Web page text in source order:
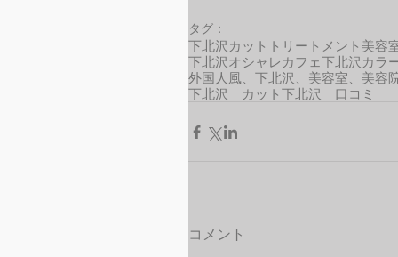
タグ：
下北沢カット トリートメント 美容
下北沢オシャレカフェ下北沢カラ
外国人風、下北沢、美容室、美容
下北沢 カット 下北沢 口コミ
コメント